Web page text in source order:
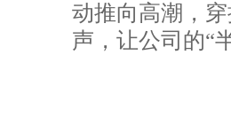
动推向高潮，
声，让公司的“